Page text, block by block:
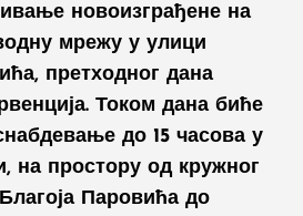
новоизграђене на
мрежу у улици
претходног дана
Током дана биће
до 15 часова у
на простору од кружног
Паровића до